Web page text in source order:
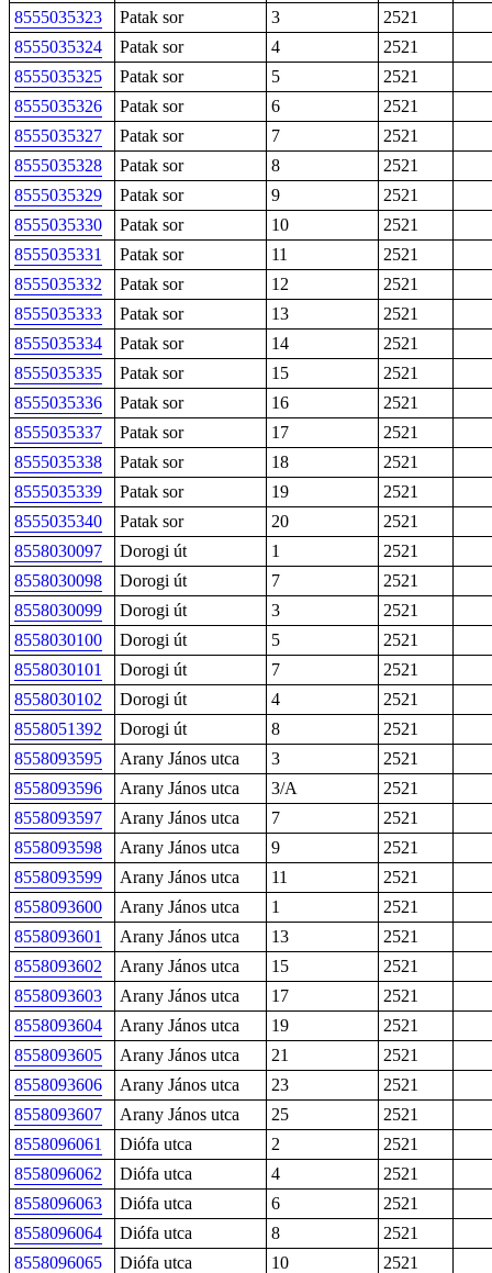
8555035323 Patak sor 3
2521
8555035324
Patak sor 4
2521
8555035325
Patak sor 5
2521
8555035326
Patak sor 6
2521
8555035327
Patak sor 7
2521
8555035328
Patak sor 8
2521
8555035329
Patak sor 9
2521
8555035330
Patak sor 10
2521
8555035331
Patak sor 11
2521
8555035332
Patak sor 12
2521
8555035333
Patak sor 13
2521
8555035334
Patak sor 14
2521
8555035335
Patak sor 15
2521
8555035336
Patak sor 16
2521
8555035337
Patak sor 17
2521
8555035338
Patak sor 18
2521
8555035339
Patak sor 19
2521
8555035340
Patak sor 20
2521
8558030097
Dorogi út 1
2521
8558030098
Dorogi út 7
2521
8558030099
Dorogi út 3
2521
8558030100
Dorogi út 5
2521
8558030101
Dorogi út 7
2521
8558030102
Dorogi út 4
2521
8558051392
Dorogi út 8
2521
8558093595
Arany János utca 3
2521
8558093596
Arany János utca 3/A
2521
8558093597
Arany János utca 7
2521
8558093598
Arany János utca 9
2521
8558093599
Arany János utca 11
2521
8558093600
Arany János utca 1
2521
8558093601
Arany János utca 13
2521
8558093602
Arany János utca 15
2521
8558093603
Arany János utca 17
2521
8558093604
Arany János utca 19
2521
8558093605
Arany János utca 21
2521
8558093606
Arany János utca 23
2521
8558093607
Arany János utca 25
2521
8558096061
Diófa utca 2
2521
8558096062
Diófa utca 4
2521
8558096063
Diófa utca 6
2521
8558096064
Diófa utca 8
2521
8558096065
Diófa utca 10
2521